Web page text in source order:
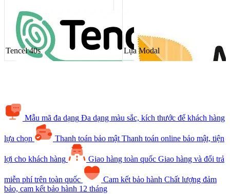
Tencel 40s Lụa Modal
Mẫu mã đa dạng Đa dạng màu sắc, kích thước để khách hàng
lựa chọn Thanh toán bảo mật Thanh toán online bảo mật, tiện
lợi cho khách hàng Giao hàng toàn quốc Giao hàng và đổi trả
miễn phí trên toàn quốc Cam kết bảo hành Chất lượng đảm
bảo, cam kết bảo hành 12 tháng